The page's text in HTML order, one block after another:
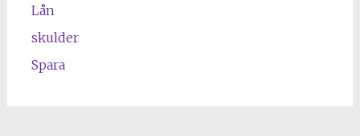
Lån
skulder
Spara